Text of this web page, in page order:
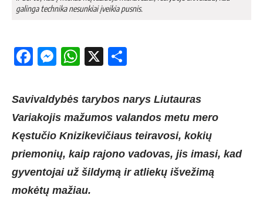
galinga technika nesunkiai įveikia pusnis.
Facebook
Messenger
WhatsApp
X
Savivaldybės tarybos narys Liutauras
Variakojis mažumos valandos metu mero
Kęstučio Knizikevičiaus teiravosi, kokių
priemonių, kaip rajono vadovas, jis imasi, kad
gyventojai už šildymą ir atliekų išvežimą
mokėtų mažiau.